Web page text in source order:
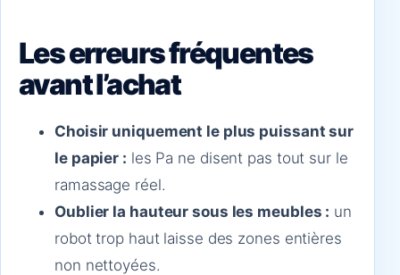
Les erreurs fréquentes
avant l’achat
Choisir uniquement le plus puissant sur
le papier : les Pa ne disent pas tout sur le
ramassage réel.
Oublier la hauteur sous les meubles : un
robot trop haut laisse des zones entières
non nettoyées.